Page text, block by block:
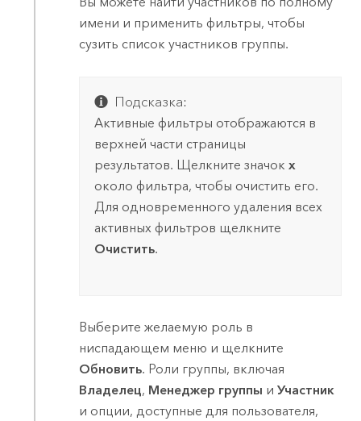
имени и применить фильтры, чтобы
сузить список участников группы.
Подсказка:
Активные фильтры отображаются в
верхней части страницы
результатов. Щелкните значок x
около фильтра, чтобы очистить его.
Для одновременного удаления всех
активных фильтров щелкните
Очистить.
Выберите желаемую роль в
ниспадающем меню и щелкните
Обновить. Роли группы, включая
Владелец, Менеджер группы иУчастник
и опции, доступные для пользователя,